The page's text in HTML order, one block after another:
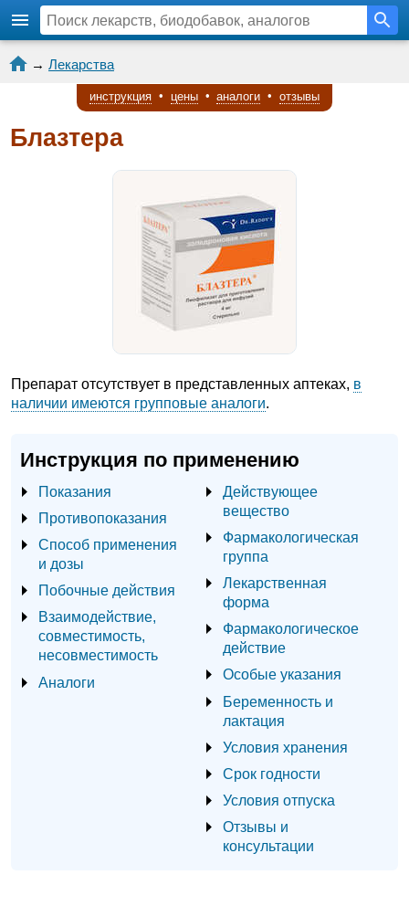
→ Лекарства
инструкция • цены • аналоги • отзывы
Блазтера
Препарат отсутствует в представленных аптеках, в
наличии имеются групповые аналоги.
Инструкция по применению
Показания
Противопоказания
Способ применения
и дозы
Побочные действия
Взаимодействие,
совместимость,
несовместимость
Аналоги
Действующее
вещество
Фармакологическая
группа
Лекарственная
форма
Фармакологическое
действие
Особые указания
Беременность и
лактация
Условия хранения
Срок годности
Условия отпуска
Отзывы и
консультации